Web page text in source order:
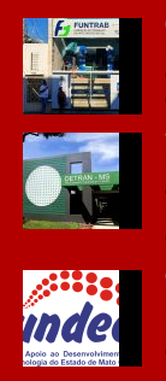
projeto de
HRMS, os
projeto
saúde proposto
prestado ao
“Momento
proposta,
agradecemos a
projeto
disse o
Macrorregiões